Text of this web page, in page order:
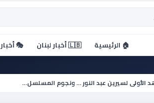
🏠 الرئيسية 🇱🇧 أخبار لبنان 🎭
الأولى لسيرين عبد النور … ونجوم المسلسل…
لسيرين عبد
…